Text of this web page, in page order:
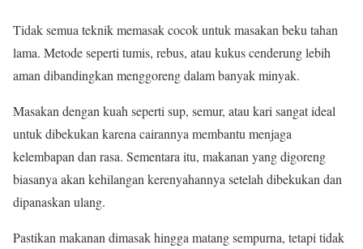
Tidak semua teknik memasak cocok untuk masakan beku tahan
lama. Metode seperti tumis, rebus, atau kukus cenderung lebih
aman dibandingkan menggoreng dalam banyak minyak.
Masakan dengan kuah seperti sup, semur, atau kari sangat ideal
untuk dibekukan karena cairannya membantu menjaga
kelembapan dan rasa. Sementara itu, makanan yang digoreng
biasanya akan kehilangan kerenyahannya setelah dibekukan dan
dipanaskan ulang.
Pastikan makanan dimasak hingga matang sempurna, tetapi tidak